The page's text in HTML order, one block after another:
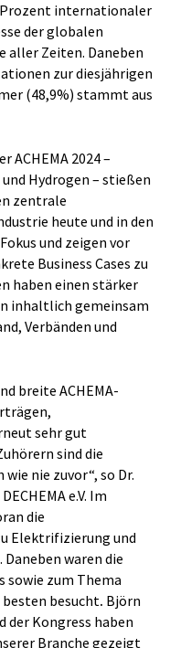
internationaler
der globalen
Zeiten. Daneben
zur diesjährigen
(48,9%) stammt aus
ACHEMA 2024 –
Hydrogen – stießen
zentrale
heute und in den
und zeigen vor
Business Cases zu
haben einen stärker
inhaltlich gemeinsam
Verbänden und
breite ACHEMA-
sehr gut
sind die
nie zuvor“, so Dr.
e.V. Im
die
Elektrifizierung und
waren die
sowie zum Thema
besten besucht. Björn
der Kongress haben
Branche gezeigt